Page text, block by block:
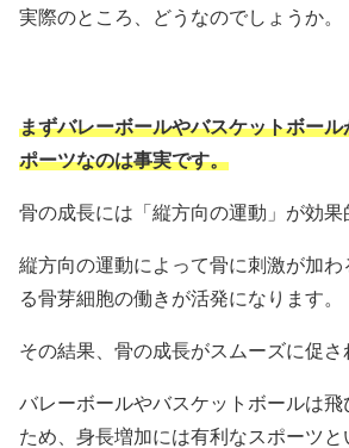
実際のところ、どうなのでしょうか。
まずバレーボールやバスケットボー
ポーツなのは事実です。
骨の成長には「縦方向の運動」が効果
縦方向の運動によって骨に刺激が加
る骨芽細胞の働きが活発になります。
その結果、骨の成長がスムーズに促さ
バレーボールやバスケットボールは
ため、身長増加には有利なスポーツと